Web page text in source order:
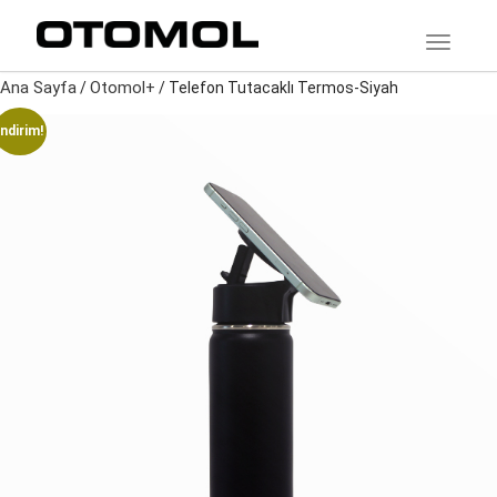
Ana Sayfa/Otomol+ / Telefon Tutacaklı Termos-Siyah